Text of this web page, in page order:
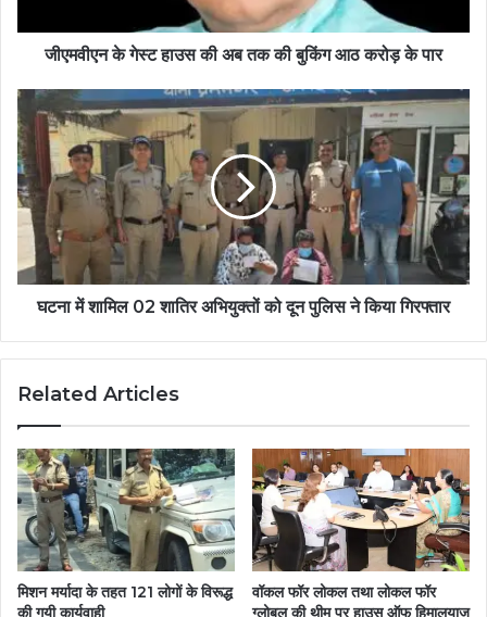
जीएमवीएन के गेस्ट हाउस की अब तक की बुकिंग आठ करोड़ के पार
घटना में शामिल 02 शातिर अभियुक्तों को दून पुलिस ने किया गिरफ्तार
Related Articles
मिशन मर्यादा के तहत 121 लोगों के विरूद्ध
की गयी कार्यवाही
वॉकल फॉर लोकल तथा लोकल फॉर
ग्लोबल की थीम पर हाउस ऑफ हिमालयाज